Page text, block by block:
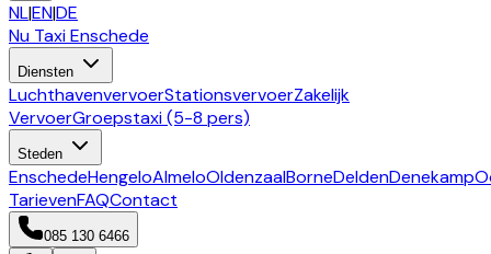
NL|EN|DE
Nu TaxiEnschede
Diensten
LuchthavenvervoerStationsvervoerZakelijk
VervoerGroepstaxi (5-8 pers)
Steden
EnschedeHengeloAlmeloOldenzaalBorneDeldenDenekamp
TarievenFAQContact
085 130 6466